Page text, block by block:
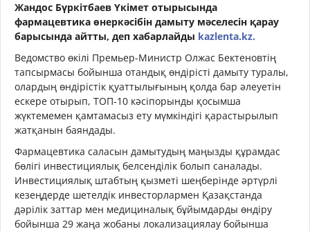
Жандос Бүркітбаев Үкімет отырысында
фармацевтика өнеркәсібін дамыту мәселесін қарау
барысында айтты, деп хабарлайды kazlenta.kz.
Ведомство өкілі Премьер-Министр Олжас Бектеновтің
тапсырмасы бойынша отандық өндірісті дамыту туралы,
олардың өндірістік қуаттылығының қолда бар әлеуетін
ескере отырып, ТОП-10 кәсіпорынды қосымша
жүктемемен қамтамасыз ету мүмкіндігі қарастырылып
жатқанын баяндады.
Фармацевтика саласын дамытудың маңызды құрамдас
бөлігі инвестициялық белсенділік болып саналады.
Инвестициялық штабтың қызметі шеңберінде әртүрлі
кезеңдерде шетелдік инвесторлармен Қазақстанда
дәрілік заттар мен медициналық бұйымдарды өндіру
бойынша 29 жаңа жобаны локализациялау бойынша